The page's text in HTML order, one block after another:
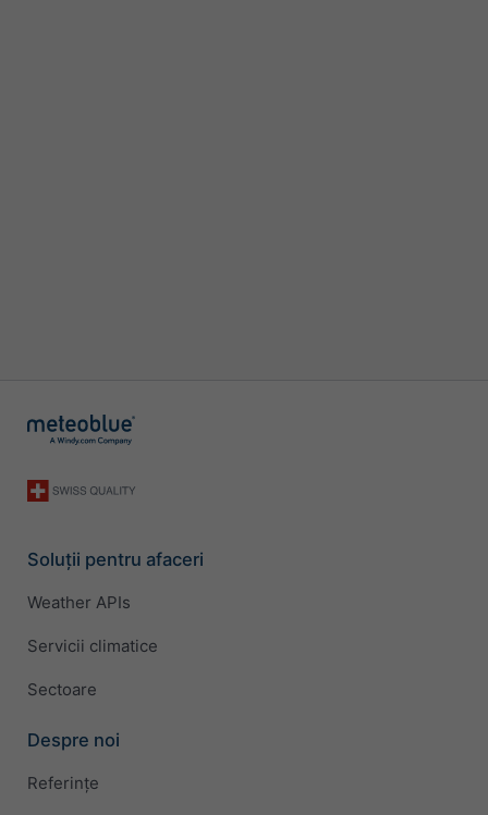
Soluții pentru afaceri
Weather APIs
Servicii climatice
Sectoare
Despre noi
Referințe